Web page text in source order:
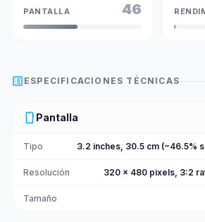
PANTALLA 46
list_alt ESPECIFICACIONES TÉCNICAS
smartphone Pantalla
Tipo 3.2 inches, 30.5 cm (~46.5%
Resolución 320 x 480 pixels, 3:2
Tamaño